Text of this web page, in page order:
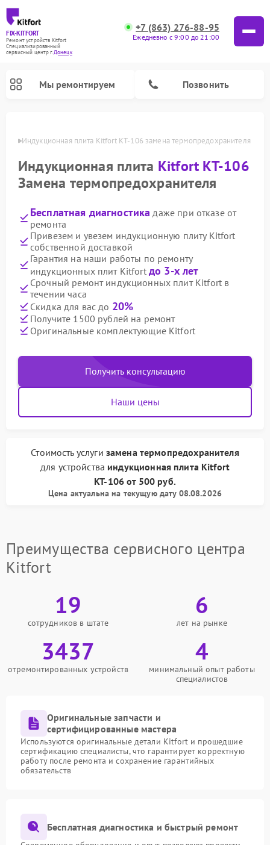
FIX-KITFORT
Ремонт устройств Kitfort
Специализированный
cервисный центр г.Донецк
+7 (863) 276-88-95
Ежедневно с 9:00 до 21:00
Мы ремонтируем Позвонить
Индукционная плита Kitfort КТ-106 замена термопредохранителя
Индукционная плита Kitfort КТ-106
Замена термопредохранителя
Бесплатная диагностика даже при отказе от
ремонта
Привезем и увезем индукционную плиту Kitfort
собственной доставкой
Гарантия на наши работы по ремонту
индукционных плит Kitfort до 3-х лет
Срочный ремонт индукционных плит Kitfort в
течении часа
Скидка для вас до 20%
Получите 1500 рублей на ремонт
Оригинальные комплектующие Kitfort
Получить консультацию
Наши цены
Стоимость услуги замена термопредохранителя
для устройства индукционная плита Kitfort
КТ-106от 500 руб.
Цена актуальна на текущую дату 08.08.2026
Преимущества сервисного центра
Kitfort
19
сотрудников в штате
6
лет на рынке
3437
отремонтированных устройств
4
минимальный опыт работы
специалистов
Оригинальные запчасти и
сертифицированные мастера
Используются оригинальные детали Kitfort и прошедшие
сертификацию специалисты, что гарантирует корректную
работу после ремонта и сохранение гарантийных
обязательств
Бесплатная диагностика и быстрый ремонт